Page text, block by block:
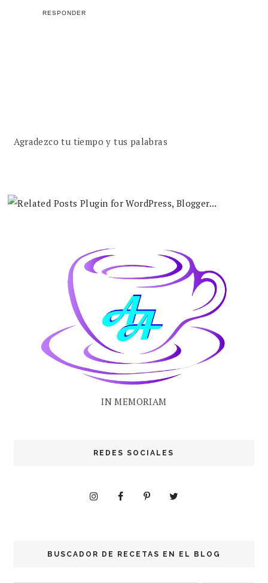
RESPONDER
Agradezco tu tiempo y tus palabras
IN MEMORIAM
REDES SOCIALES
BUSCADOR DE RECETAS EN EL BLOG